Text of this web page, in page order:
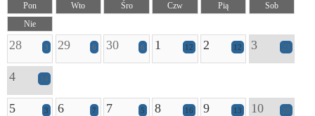
Pon Wto Śro Czw Pią
Sob
Nie
28 3 29 6 30 6 1 12 2 12 3 23
4 14
5 3 6 7 7 5 8 16 9 13 10 28